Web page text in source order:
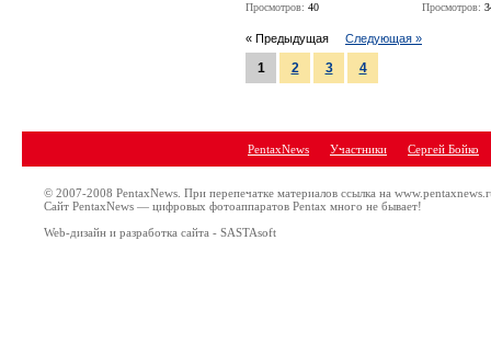
Просмотров: 40
Просмотров:
« Предыдущая Следующая »
1 2 3 4
PentaxNews Участники Сергей Бойко
© 2007-2008 PentaxNews. При перепечатке материалов ссылка на
Сайт PentaxNews — цифровых фотоаппаратов Pentax много не бывает!
Web-дизайн и разработка сайта - SASTAsoft